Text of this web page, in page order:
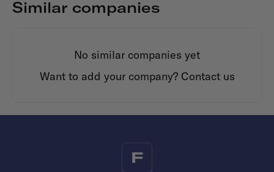
Similar companies
No similar companies yet
Want to add your company? Contact us
F